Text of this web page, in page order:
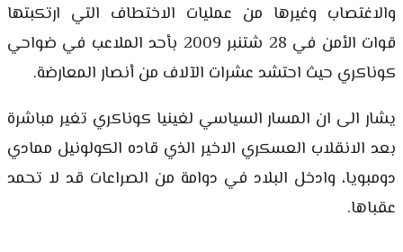
والاغتصاب وغيرها من عمليات الاختطاف التي ارتكبتها
قوات الأمن في 28 شتنبر 2009 بأحد الملاعب في ضواحي
كوناكري حيث احتشد عشرات الآلاف من أنصار المعارضة.
يشار الى ان المسار السياسي لغينيا كوناكري تغير مباشرة
بعد الانقلاب العسكري الاخير الذي قاده الكولونيل ممادي
دومبويا، وادخل البلاد في دوامة من الصراعات قد لا تحمد
عقباها.